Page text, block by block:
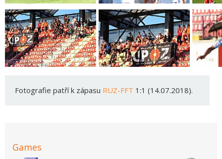
Fotografie patří k zápasu RUZ-FFT 1:1 (14.07.2018).
Games